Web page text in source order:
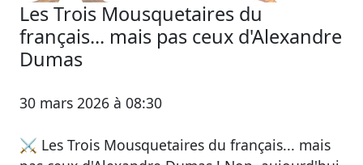
Les Trois Mousquetaires du
français... mais pas ceux d'Alexandre
Dumas
30 mars 2026 à 08:30
⚔️ Les Trois Mousquetaires du français... mais